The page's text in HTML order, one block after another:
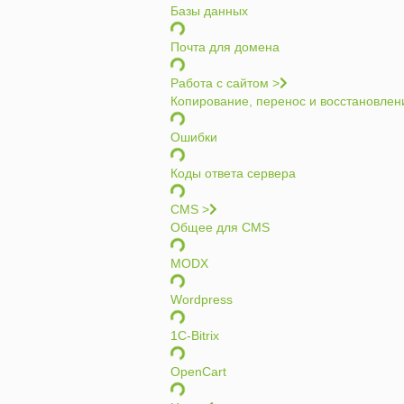
Базы данных
Почта для домена
Работа с сайтом >
Копирование, перенос и
Ошибки
Коды ответа сервера
CMS >
Общее для CMS
MODX
Wordpress
1C-Bitrix
OpenCart